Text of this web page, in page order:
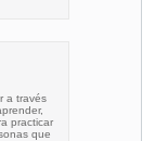
a través
practicar
que